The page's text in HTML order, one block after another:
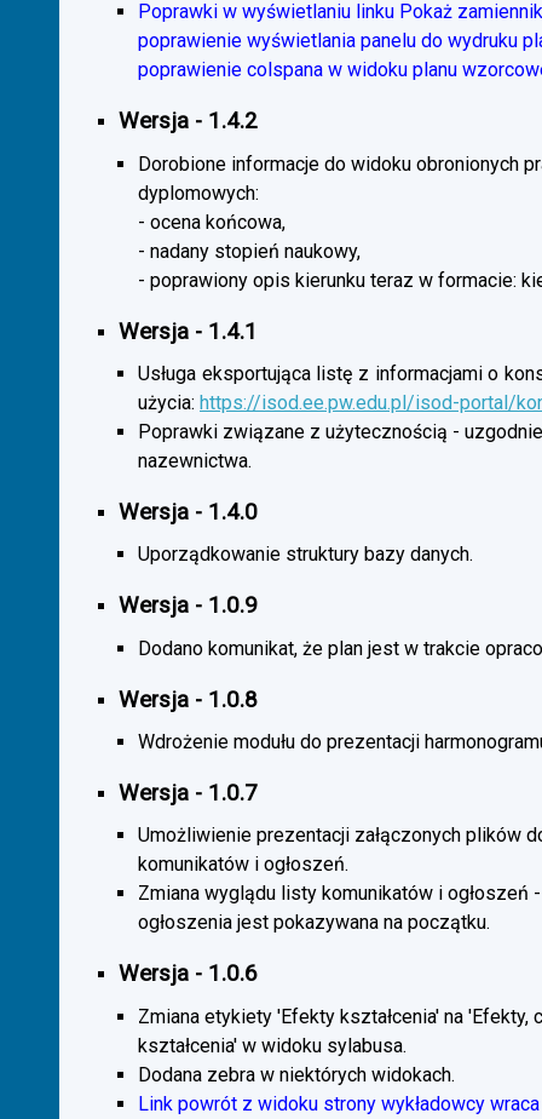
Poprawki w wyświetlaniu linku Pokaż
poprawienie wyświetlania panelu do wydruku
poprawienie colspana w widoku planu
Wersja - 1.4.2
Dorobione informacje do widoku obronionych
dyplomowych:
- ocena końcowa,
- nadany stopień naukowy,
- poprawiony opis kierunku teraz w formacie:
Wersja - 1.4.1
Usługa eksportująca listę z informacjami o
użycia: https://isod.ee.pw.edu.pl/isod-portal/
Poprawki związane z użytecznością -
nazewnictwa.
Wersja - 1.4.0
Uporządkowanie struktury bazy danych.
Wersja - 1.0.9
Dodano komunikat, że plan jest w trakcie
Wersja - 1.0.8
Wdrożenie modułu do prezentacji
Wersja - 1.0.7
Umożliwienie prezentacji załączonych plików
komunikatów i ogłoszeń.
Zmiana wyglądu listy komunikatów i ogłoszeń
ogłoszenia jest pokazywana na początku.
Wersja - 1.0.6
Zmiana etykiety 'Efekty kształcenia' na 'Efekty,
kształcenia' w widoku sylabusa.
Dodana zebra w niektórych widokach.
Link powrót z widoku strony wykładowcy